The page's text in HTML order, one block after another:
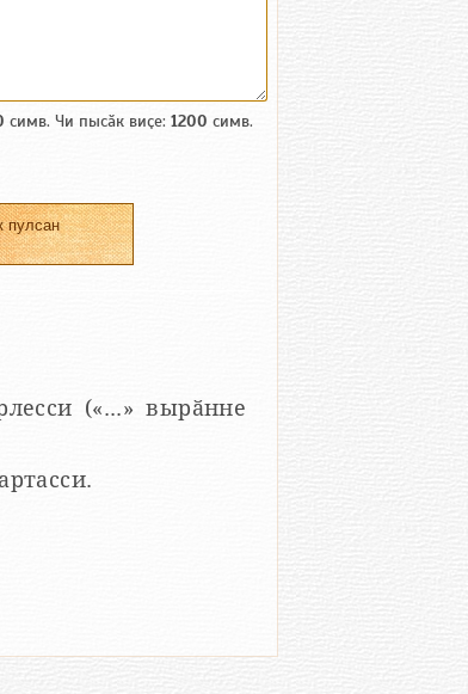
симв. Чи пысӑк виҫе: 1200 симв.
пулсан
(«...» вырӑнне